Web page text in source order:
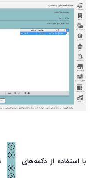
با استفاده از دکمه‌های